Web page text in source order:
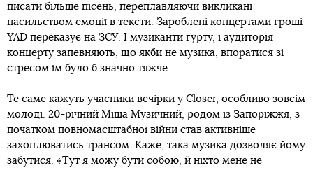
писати більше пісень, переплавляючи викликані
насильством емоції в тексти. Зароблені концертами гроші
YAD переказує на ЗСУ. І музиканти гурту, і аудиторія
концерту запевняють, що якби не музика, впоратися зі
стресом їм було б значно тяжче.
Те саме кажуть учасники вечірки у Closer, особливо зовсім
молоді. 20-річний Міша Музичний, родом із Запоріжжя, з
початком повномасштабної війни став активніше
захоплюватись трансом. Каже, така музика дозволяє йому
забутися. «Тут я можу бути собою, й ніхто мене не